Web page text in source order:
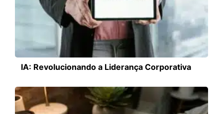
IA: Revolucionando a Liderança Corporativa